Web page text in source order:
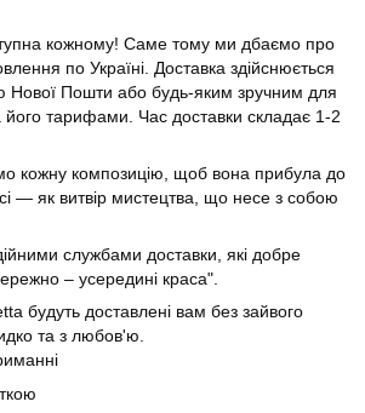
кожному! Саме тому ми дбаємо про
по Україні. Доставка здійснюється
Нової Пошти або будь-яким зручним для
його тарифами. Час доставки складає 1-2
кожну композицію, щоб вона прибула до
— як витвір мистецтва, що несе з собою
службами доставки, які добре
– усередині краса".
будуть доставлені вам без зайвого
та з любов'ю.